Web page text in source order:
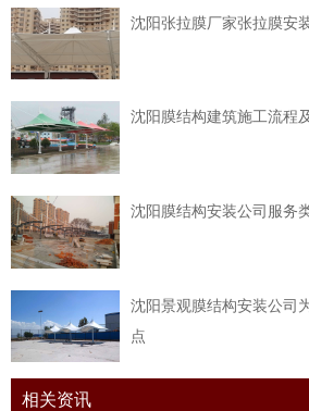
沈阳张拉膜厂家张拉膜安
沈阳膜结构建筑施工流程
沈阳膜结构安装公司服务
沈阳景观膜结构安装公司
点
相关资讯